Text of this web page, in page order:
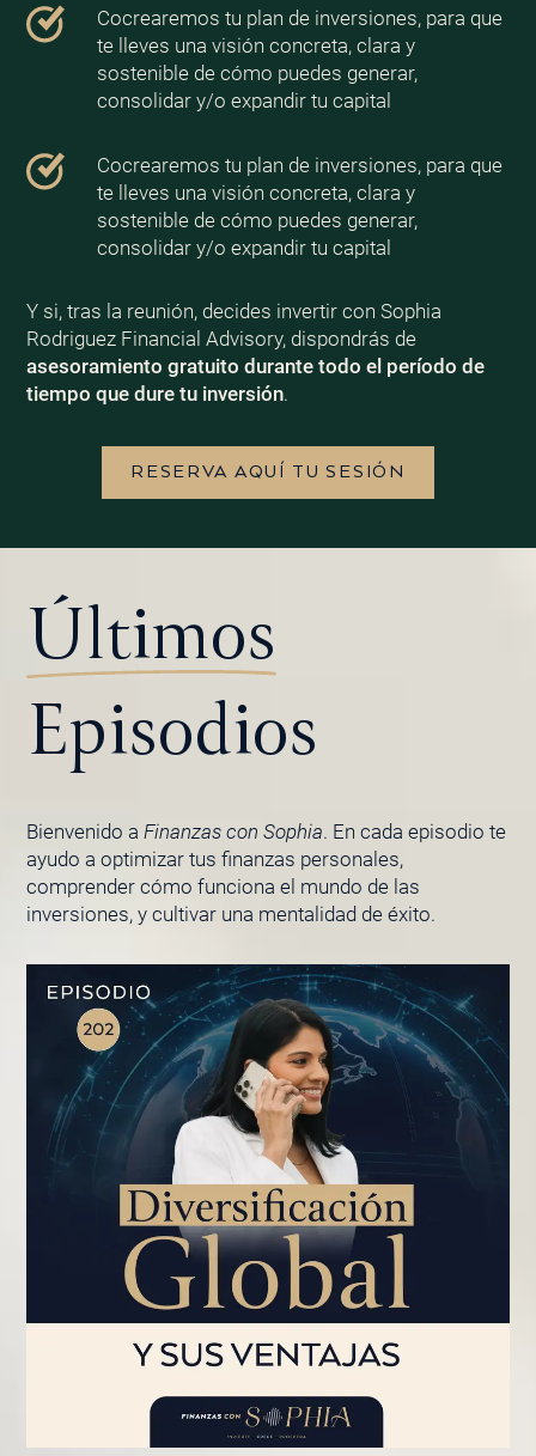
Cocrearemos tu plan de inversiones, para que
te lleves una visión concreta, clara y
sostenible de cómo puedes generar,
consolidar y/o expandir tu capital
Cocrearemos tu plan de inversiones, para que
te lleves una visión concreta, clara y
sostenible de cómo puedes generar,
consolidar y/o expandir tu capital
Y si, tras la reunión, decides invertir con Sophia
Rodriguez Financial Advisory, dispondrás de
asesoramiento gratuito durante todo el período de
tiempo que dure tu inversión.
RESERVA AQUÍ TU SESIÓN
Últimos
Episodios
Bienvenido a Finanzas con Sophia. En cada episodio te
ayudo a optimizar tus finanzas personales,
comprender cómo funciona el mundo de las
inversiones, y cultivar una mentalidad de éxito.
PÁGINA
PÁGINA
PÁGINAPÁGINA